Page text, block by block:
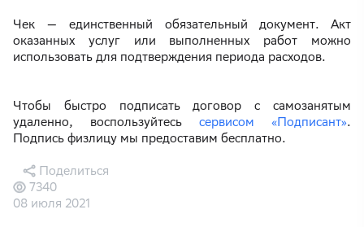
Чек — единственный обязательный документ. Акт
оказанных услуг или выполненных работ можно
использовать для подтверждения периода расходов.
Чтобы быстро подписать договор с самозанятым
удаленно, воспользуйтесь сервисом «Подписант».
Подпись физлицу мы предоставим бесплатно.
08 июля 2021
7340
Поделиться